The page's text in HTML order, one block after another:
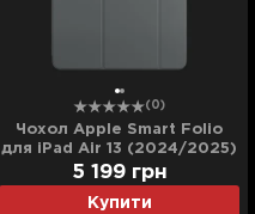
(0)
Чохол Apple Smart Folio
для iPad Air 13 (2024/2025)
(Charcoal Grey)
Купити
5 199 грн